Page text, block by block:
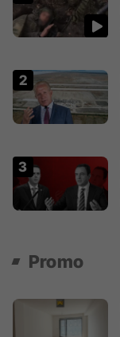
Promo